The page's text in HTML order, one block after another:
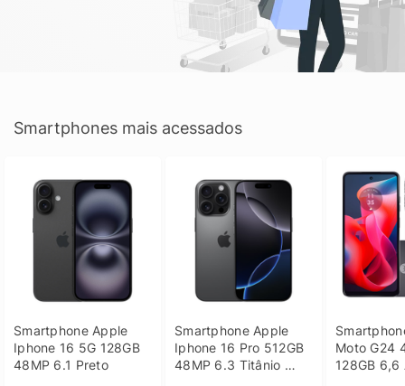
Smartphones mais acessados
Smartphone Apple
Iphone 16 5G 128GB
48MP 6.1 Preto
Smartphone Apple
Iphone 16 Pro 512GB
48MP 6.3 Titânio
Moto G24
128GB 6,6